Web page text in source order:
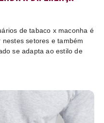
de tabaco x maconha é
setores e também
se adapta ao estilo de